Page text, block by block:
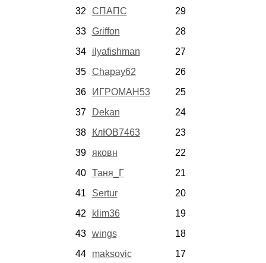
32
СПАПС
29
33
Griffon
28
34
ilyafishman
27
35
Chapay62
26
36
ИГРОМАН53
25
37
Dekan
24
38
КлЮВ7463
23
39
яковн
22
40
Таня_Г
21
41
Sertur
20
42
klim36
19
43
wings
18
44
maksovic
17